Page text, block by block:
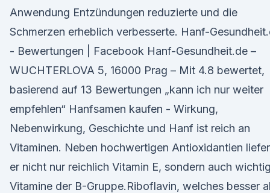
Anwendung Entzündungen reduzierte und die
Schmerzen erheblich verbesserte. Hanf-
- Bewertungen | Facebook Hanf-Gesundheit.de –
WUCHTERLOVA 5, 16000 Prag – Mit 4.8 bewertet,
basierend auf 13 Bewertungen „kann ich nur weiter
empfehlen“ Hanfsamen kaufen - Wirkung,
Nebenwirkung, Geschichte und Hanf ist reich an
Vitaminen. Neben hochwertigen Antioxidantien
er nicht nur reichlich Vitamin E, sondern auch
Vitamine der B-Gruppe.Riboflavin, welches besser